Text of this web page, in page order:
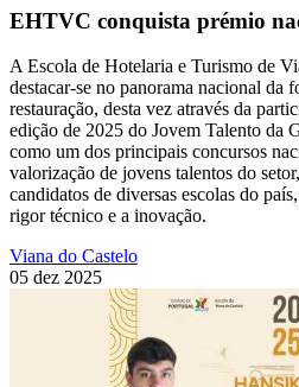
EHTVC conquista prémio
A Escola de Hotelaria e Turismo de
destacar-se no panorama nacional da
restauração, desta vez através da
edição de 2025 do Jovem Talento da
como um dos principais concursos
valorização de jovens talentos do
candidatos de diversas escolas do
rigor técnico e a inovação.
Viana do Castelo
05 dez 2025